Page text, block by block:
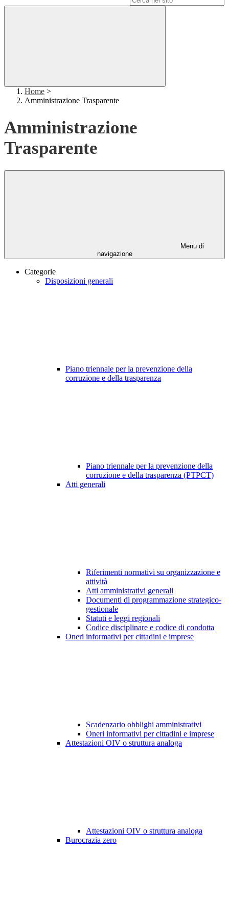
Home >
Amministrazione Trasparente
Amministrazione
Trasparente
Menu di
navigazione
Categorie
Disposizioni generali
Piano triennale per la prevenzione della
corruzione e della trasparenza
Piano triennale per la prevenzione della
corruzione e della trasparenza (PTPCT)
Atti generali
Riferimenti normativi su organizzazione e
attività
Atti amministrativi generali
Documenti di programmazione strategico-
gestionale
Statuti e leggi regionali
Codice disciplinare e codice di condotta
Oneri informativi per cittadini e imprese
Scadenzario obblighi amministrativi
Oneri informativi per cittadini e imprese
Attestazioni OIV o struttura analoga
Attestazioni OIV o struttura analoga
Burocrazia zero